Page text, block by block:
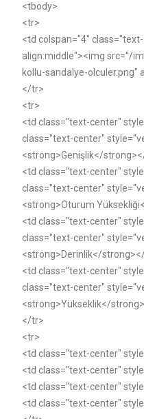
<tbody>
<tr>
<td colspan="4"
align:middle"><img src="/
kollu-sandalye-olculer.png"
</tr>
<tr>
<td class="text-center"
class="text-center"
<strong>Genişlik</
<td class="text-center"
class="text-center"
<strong>Oturum
<td class="text-center"
class="text-center"
<strong>Derinlik</
<td class="text-center"
class="text-center"
<strong>Yükseklik</
</tr>
<tr>
<td class="text-center"
<td class="text-center"
<td class="text-center"
<td class="text-center"